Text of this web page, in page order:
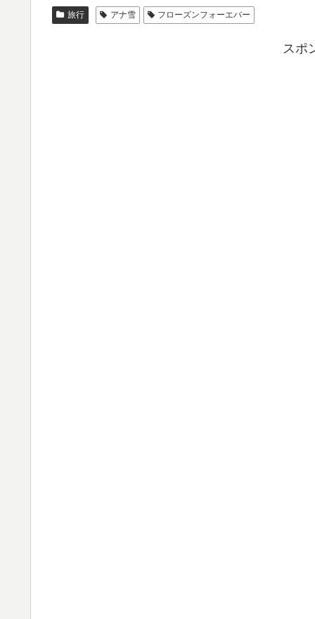
旅行 アナ雪 フローズンフォーエバー
スポ